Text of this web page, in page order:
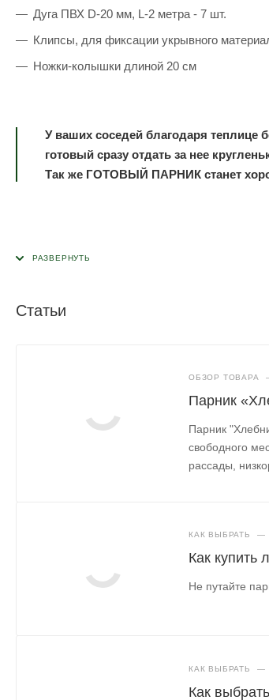
Дуга ПВХ D-20 мм, L-2 метра - 7 шт.
Клипсы, для фиксации укрывного
Ножки-колышки длиной 20 см
У ваших соседей благодаря теплице
готовый сразу отдать за нее
Так же ГОТОВЫЙ ПАРНИК станет
Статьи
ОБЗОР ТОВАРА
Парник
Парник
свободного
рассады,
КАК ВЫБРАТЬ —
Как купить
Не путайте
КАК ВЫБРАТЬ —
Как